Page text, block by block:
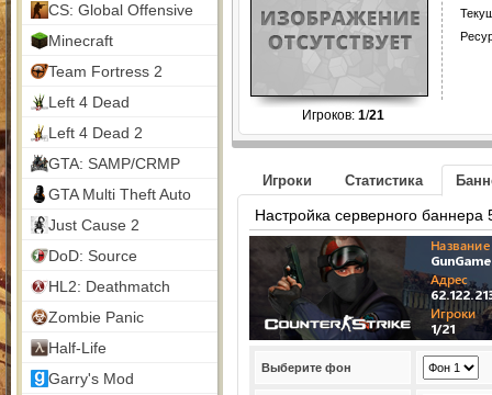
CS: Global Offensive
Minecraft
Team Fortress 2
Left 4 Dead
Left 4 Dead 2
GTA: SAMP/CRMP
GTA Multi Theft Auto
Just Cause 2
DoD: Source
HL2: Deathmatch
Zombie Panic
Half-Life
Garry's Mod
Игроков: 1/21
Игроки Статистика
Настройка серверного баннера
Выберите фон